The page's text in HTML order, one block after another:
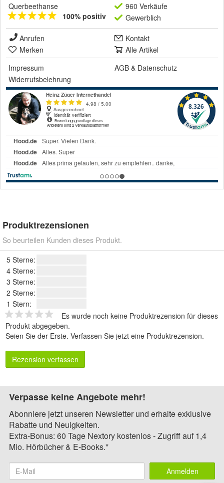
Querbeethanse
100% positiv
960 Verkäufe
Gewerblich
Anrufen
Kontakt
Merken
Alle Artikel
Impressum
AGB & Datenschutz
Widerrufsbelehrung
Produktrezensionen
So beurteilen Kunden dieses Produkt.
5 Sterne:
4 Sterne:
3 Sterne:
2 Sterne:
1 Stern:
Es wurde noch keine Produktrezension für dieses
Produkt abgegeben.
Seien Sie der Erste. Verfassen Sie jetzt eine Produktrezension.
Rezension verfassen
Verpasse keine Angebote mehr!
Abonniere jetzt unseren Newsletter und erhalte exklusive
Rabatte und Neuigkeiten.
Extra-Bonus: 60 Tage Nextory kostenlos - Zugriff auf 1,4
Mio. Hörbücher & E-Books.*
Anmelden